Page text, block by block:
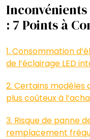
: 7 Points à
1. Consommation
de l’éclairage LED
2. Certains modèles
plus coûteux à
3. Risque de panne
remplacement